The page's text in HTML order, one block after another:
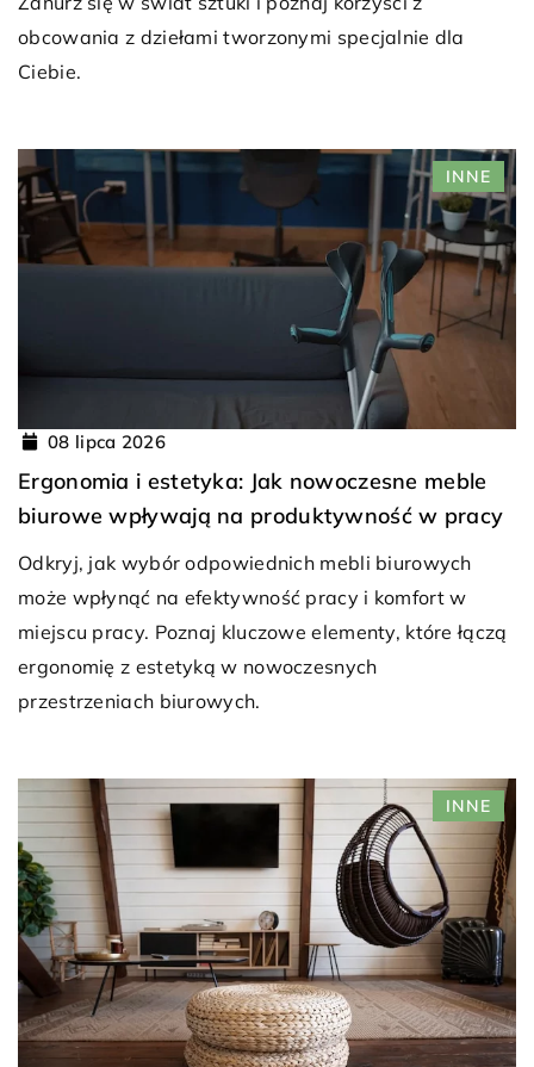
obcowania z dziełami tworzonymi specjalnie dla
Ciebie.
INNE
08 lipca 2026
Ergonomia i estetyka: Jak nowoczesne meble
biurowe wpływają na produktywność w pracy
Odkryj, jak wybór odpowiednich mebli biurowych
może wpłynąć na efektywność pracy i komfort w
miejscu pracy. Poznaj kluczowe elementy, które łączą
ergonomię z estetyką w nowoczesnych
przestrzeniach biurowych.
INNE